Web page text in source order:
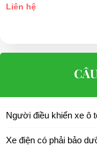
Liên hệ
Người điều khiển xe ô
Xe điện có phải bảo